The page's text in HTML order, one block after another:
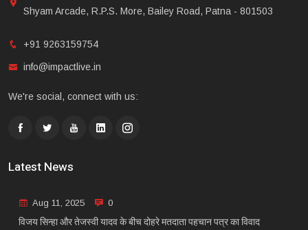
Shyam Arcade, R.P.S. More, Bailey Road, Patna - 801503
+91 9263159754
info@impactlive.in
We're social, connect with us:
Latest News
Aug 11, 2025 0
विजय सिन्हा और तेजस्वी यादव के बीच दोहरे मतदाता पहचान पत्र का विवाद